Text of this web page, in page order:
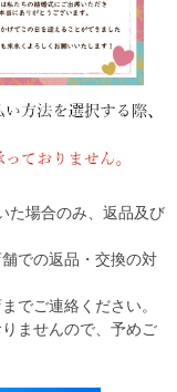
た場合のみ、返品及び
での返品・交換の対
でご連絡ください。
ませんので、予めご